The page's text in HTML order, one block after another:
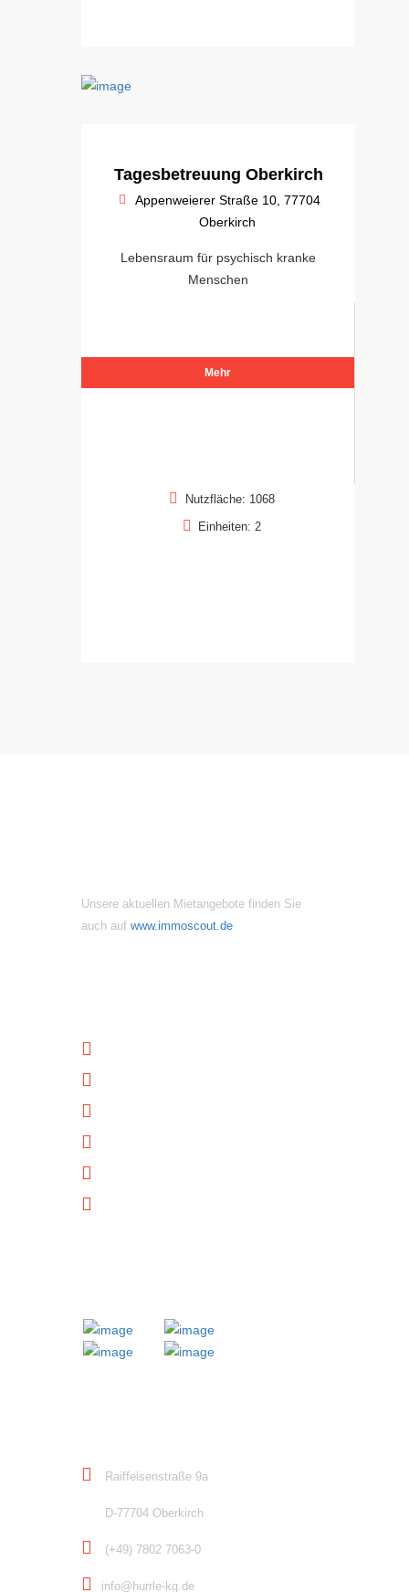
Tagesbetreuung Oberkirch
Appenweierer Straße 10, 77704
Oberkirch
Lebensraum für psychisch kranke
Menschen
Mehr
Nutzfläche: 1068
Einheiten: 2
Unsere aktuellen Mietangebote finden Sie
auch auf www.immoscout.de
Raiffeisenstraße 9a
D-77704 Oberkirch
(+49) 7802 7063-0
info@hurrle-kg.de